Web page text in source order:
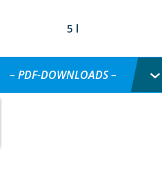
5 l
– PDF-DOWNLOADS –